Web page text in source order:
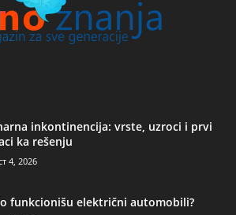
inkontinencija: vrste, uzroci i prvi
ka rešenju
4, 2026
funkcionišu električni automobili?